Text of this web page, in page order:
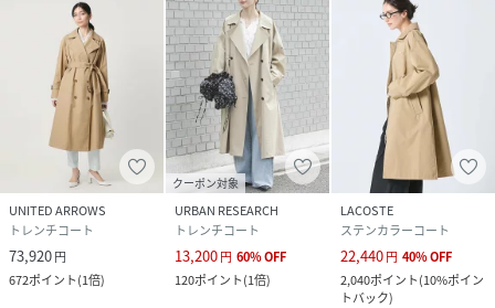
UNITED ARROWS
トレンチコート
73,920円
672ポイント(1倍)
クーポン対象
URBAN RESEARCH
トレンチコート
13,200円 60%OFF
120ポイント(1倍)
LACOSTE
ステンカラーコート
22,440円 40%OFF
2,040ポイント(10%ポイン
トバック)